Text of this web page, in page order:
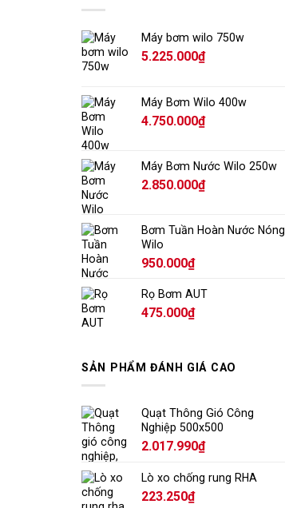
Máy bơm wilo 750w
5.225.000₫
Máy Bơm Wilo 400w
4.750.000₫
Máy Bơm Nước Wilo 250w
2.850.000₫
Bơm Tuần Hoàn Nước Nóng
Wilo
950.000₫
Rọ Bơm AUT
475.000₫
SẢN PHẨM ĐÁNH GIÁ CAO
Quạt Thông Gió Công
Nghiệp 500x500
2.017.990₫
Lò xo chống rung RHA
223.250₫